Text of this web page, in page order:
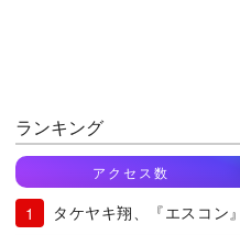
ランキング
アクセス数
タケヤキ翔、『エスコン